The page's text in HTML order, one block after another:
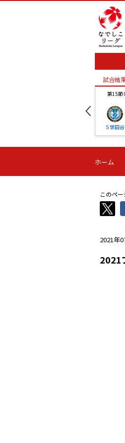
試合結
第15節
Ｓ世田谷
-
第16
ニッパツ
試合結果
ホーム
このペ
2021年
2021